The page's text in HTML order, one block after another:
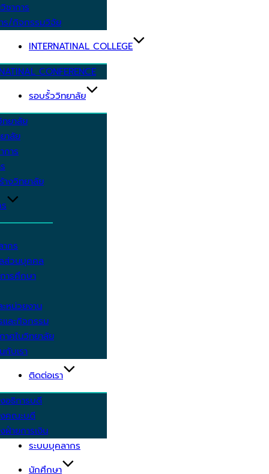
ชาการ
ร/กิจกรรมวิจัย
INTERNATINAL COLLEGE
CONFERENCE
รอบรั้ววิทยาลัย
ทยาลัย
าลัย
การ
างวิทยาลัย
กร
ส่วนบุคคล
ารศึกษา
หน่วยงาน
และกิจกรรม
าศในวิทยาลัย
กับเรา
ติดต่อเรา
อธิการบดี
คณะบดี
ฝ่ายการเงิน
ระบบบุคลากร
นักศึกษา